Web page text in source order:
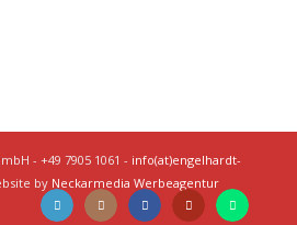
- +49 7905 1061 - info(at)engelhardt-
by Neckarmedia Werbeagentur